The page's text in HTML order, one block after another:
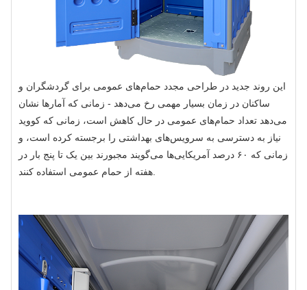
این روند جدید در طراحی مجدد حمام‌های عمومی برای گردشگران و
ساکنان در زمان بسیار مهمی رخ می‌دهد - زمانی که آمارها نشان
می‌دهد تعداد حمام‌های عمومی در حال کاهش است، زمانی که کووید
نیاز به دسترسی به سرویس‌های بهداشتی را برجسته کرده است، و
زمانی که ۶۰ درصد آمریکایی‌ها می‌گویند مجبورند بین یک تا پنج بار در